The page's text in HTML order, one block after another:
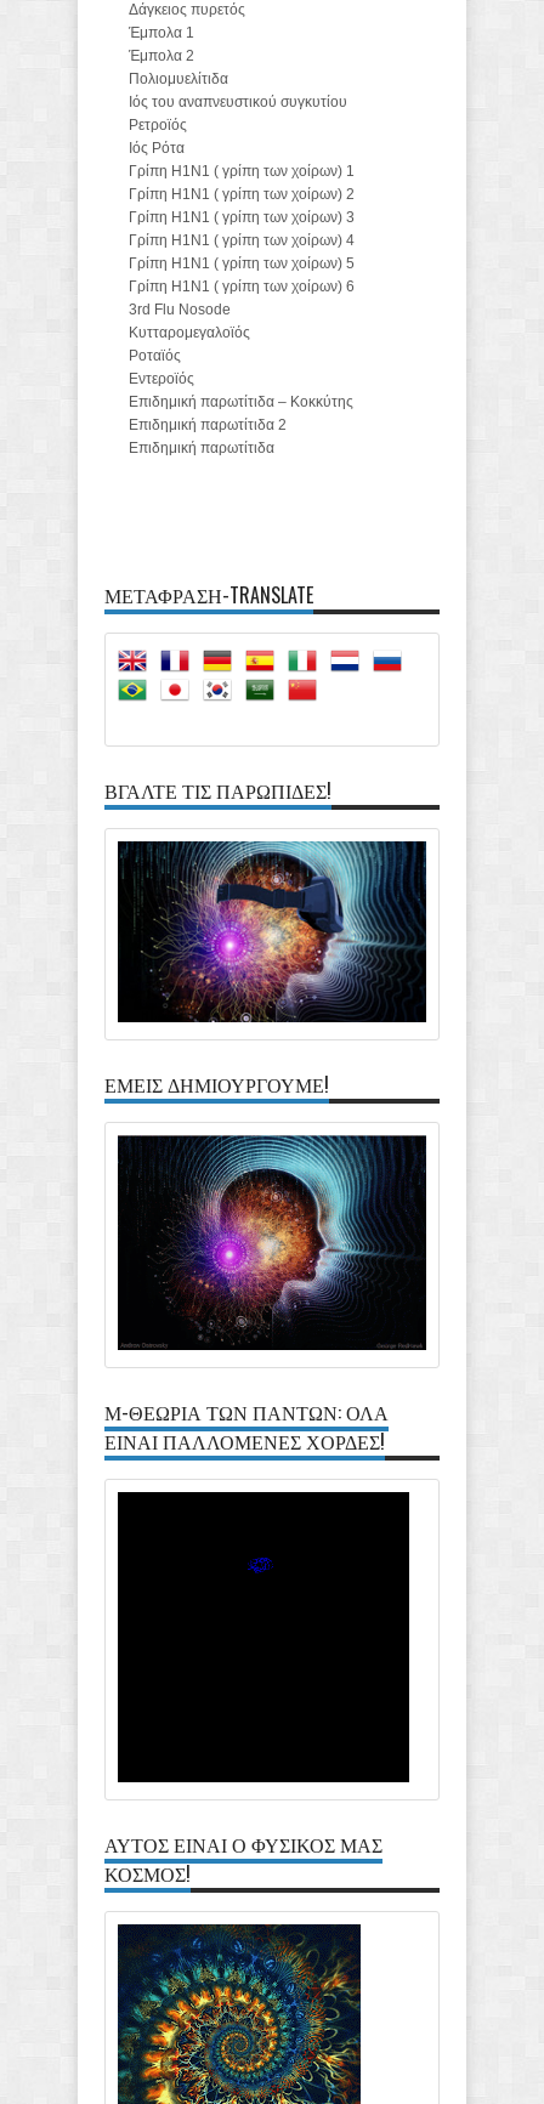
Δάγκειος πυρετός
Έμπολα 1
Έμπολα 2
Πολιομυελίτιδα
Ιός του αναπνευστικού συγκυτίου
Ρετροϊός
Ιός Ρότα
Γρίπη H1N1 ( γρίπη των χοίρων) 1
Γρίπη H1N1 ( γρίπη των χοίρων) 2
Γρίπη H1N1 ( γρίπη των χοίρων) 3
Γρίπη H1N1 ( γρίπη των χοίρων) 4
Γρίπη H1N1 ( γρίπη των χοίρων) 5
Γρίπη H1N1 ( γρίπη των χοίρων) 6
3rd Flu Nosode
Κυτταρομεγαλοϊός
Ροταϊός
Εντεροϊός
Επιδημική παρωτίτιδα – Κοκκύτης
Επιδημική παρωτίτιδα 2
Επιδημική παρωτίτιδα
ΜΕΤΑΦΡΑΣΗ-TRANSLATE
ΒΓΑΛΤΕ ΤΙΣ ΠΑΡΩΠΙΔΕΣ!
ΕΜΕΙΣ ΔΗΜΙΟΥΡΓΟΥΜΕ!
Μ-ΘΕΩΡΙΑ ΤΩΝ ΠΑΝΤΩΝ: ΟΛΑ
ΕΙΝΑΙ ΠΑΛΛΟΜΕΝΕΣ ΧΟΡΔΕΣ!
ΑΥΤΟΣ ΕΙΝΑΙ Ο ΦΥΣΙΚΟΣ ΜΑΣ
ΚΟΣΜΟΣ!